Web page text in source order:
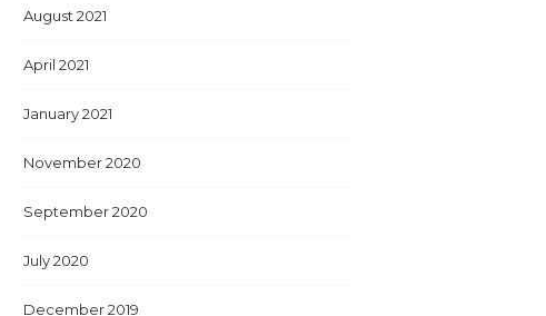
August 2021
April 2021
January 2021
November 2020
September 2020
July 2020
December 2019